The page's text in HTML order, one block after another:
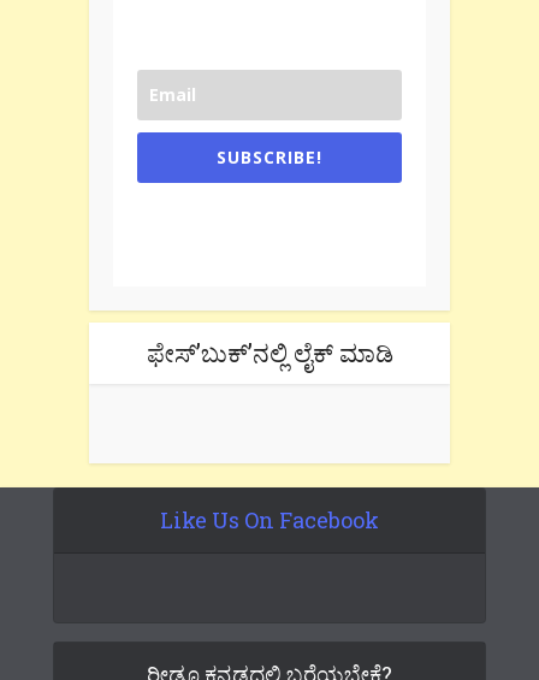
SUBSCRIBE!
ಫೇಸ್’ಬುಕ್’ನಲ್ಲಿ ಲೈಕ್ ಮಾಡಿ
Like Us On Facebook
ರೀಡೂ ಕನ್ನಡದಲ್ಲಿ ಬರೆಯಬೇಕೆ?